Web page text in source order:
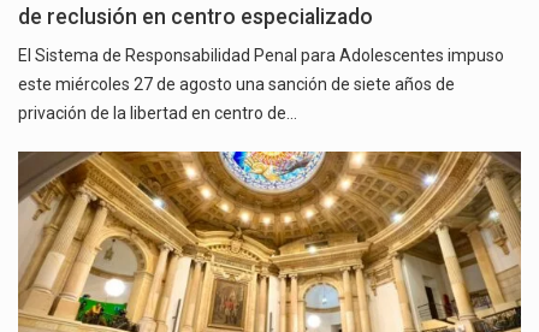
de reclusión en centro especializado
El Sistema de Responsabilidad Penal para Adolescentes impuso
este miércoles 27 de agosto una sanción de siete años de
privación de la libertad en centro de…